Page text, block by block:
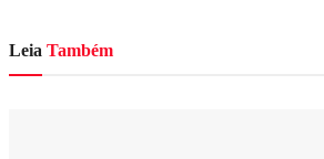
Leia Também